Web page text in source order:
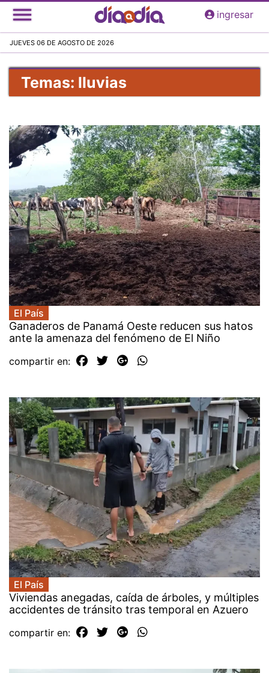
Pasar
al
principal
ingresar
JUEVES 06 DE AGOSTO DE 2026
Temas: lluvias
El País
Ganaderos de Panamá Oeste reducen sus hatos
ante la amenaza del fenómeno de El Niño
compartir en:
El País
Viviendas anegadas, caída de árboles, y múltiples
accidentes de tránsito tras temporal en Azuero
compartir en: